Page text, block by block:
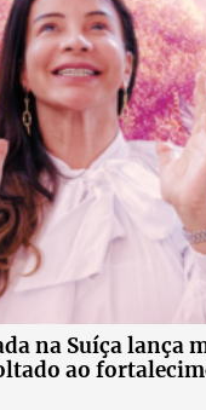
na Suíça lança
ao